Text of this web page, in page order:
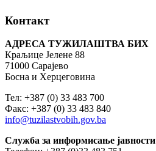
Контакт
АДРЕСА ТУЖИЛАШТВА БИХ
Краљице Јелене 88
71000 Сарајево
Босна и Херцеговина
Тел: +387 (0) 33 483 700
Факс: +387 (0) 33 483 840
info@tuzilastvobih.gov.ba
Служба за информисање јавности